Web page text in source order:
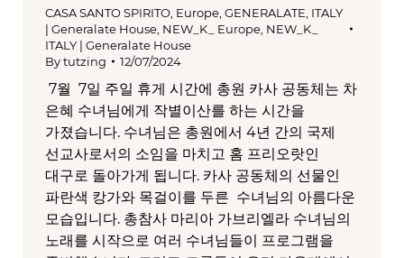
CASA SANTO SPIRITO Europe GENERALATE ITALY
| Generalate House NEW_K_ Europe NEW_K_
ITALY | Generalate House
Bytutzing 12/07/2024
7월 7일 주일 휴게 시간에 총원 카사 공동체는 차
은혜 수녀님에게 작별이산를 하는 시간을
가졌습니다. 수녀님은 총원에서 4년 간의 국제
선교사로서의 소임을 마치고 홈 프리오랏인
대구로 돌아가게 됩니다. 카사 공동체의 선물인
파란색 캉가와 목걸이를 두른 수녀님의 아름다운
모습입니다. 총참사 마리아 가브리엘라 수녀님의
노래를 시작으로 여러 수녀님들이 프로그램을